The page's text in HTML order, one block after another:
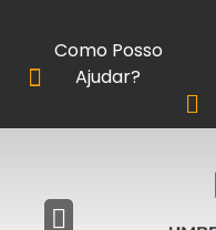
Como Posso
Ajudar?